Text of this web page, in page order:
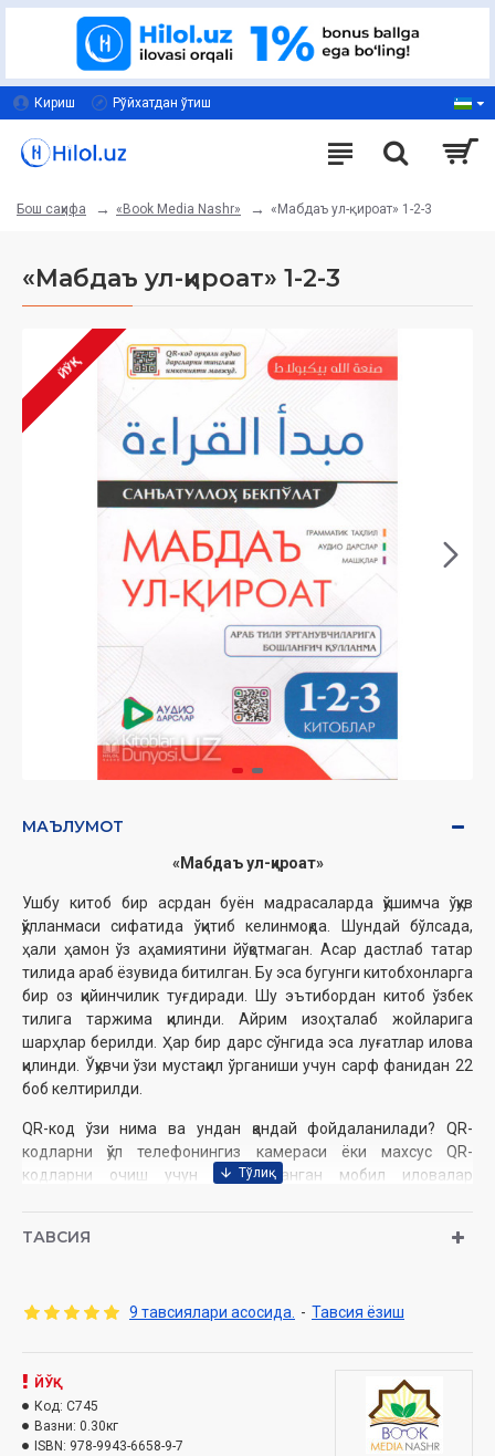
Кириш Рўйхатдан ўтиш
Бош саҳифа «Book Media Nashr» «Мабдаъ ул-қироат» 1-2-3
«Мабдаъ ул-қироат» 1-2-3
ЙЎҚ
МАЪЛУМОТ
‎«Мабдаъ ул-қироат»‎
Ушбу китоб бир асрдан буён мадрасаларда қўшимча ўқув
қўлланмаси сифатида ўқитиб келинмоқда. Шундай бўлсада,
ҳали ҳамон ўз аҳамиятини йўқотмаган. Асар дастлаб татар
тилида араб ёзувида битилган. Бу эса бугунги китобхонларга
бир оз қийинчилик туғдиради. Шу эътибордан китоб ўзбек
тилига таржима қилинди. Айрим изоҳталаб жойларига
шарҳлар берилди. Ҳар бир дарс сўнгида эса луғатлар илова
қилинди. Ўқувчи ўзи мустақил ўрганиши учун сарф фанидан 22
боб келтирилди.
QR-код ўзи нима ва ундан қандай фойдаланилади? QR-
кодларни қўл телефонингиз камераси ёки махсус QR-
кодларни очиш учун мўлжалланган мобил иловалар
эшитиш имкониятингиз мавжуд.
Муаллиф: Санъатуллоҳ Бекпўлат
Нашриёт:
Сана:
Ҳажми: 512 бет
ISBN:978-9943-6658-9-7
ТАВСИЯ
9 тавсиялари асосида. - Тавсия ёзиш
ЙЎҚ
Код: C745
Вазни: 0.30кг
ISBN: 978-9943-6658-9-7